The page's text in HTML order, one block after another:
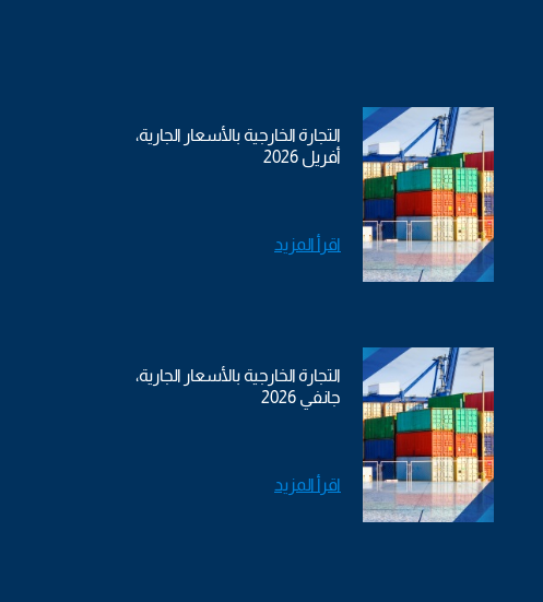
التجارة الخارجية بالأسعار الجارية،
أفريل 2026
اقرأ المزيد
التجارة الخارجية بالأسعار الجارية،
جانفي 2026
اقرأ المزيد